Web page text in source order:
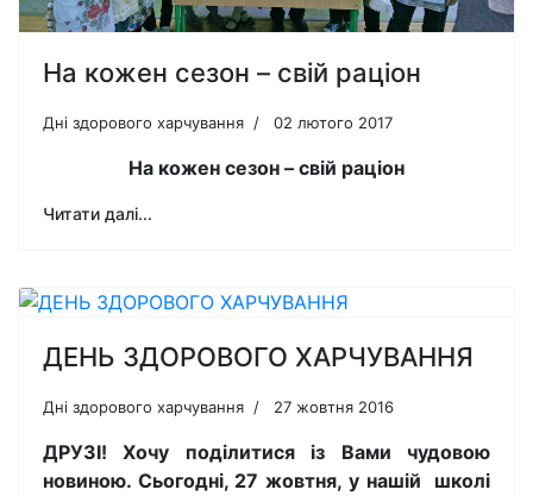
На кожен сезон – свій раціон
Дні здорового харчування 02 лютого 2017
На кожен сезон – свій раціон
Читати далі...
ДЕНЬ ЗДОРОВОГО ХАРЧУВАННЯ
Дні здорового харчування 27 жовтня 2016
ДРУЗІ! Хочу поділитися із Вами чудовою
новиною. Сьогодні, 27 жовтня, у нашій школі